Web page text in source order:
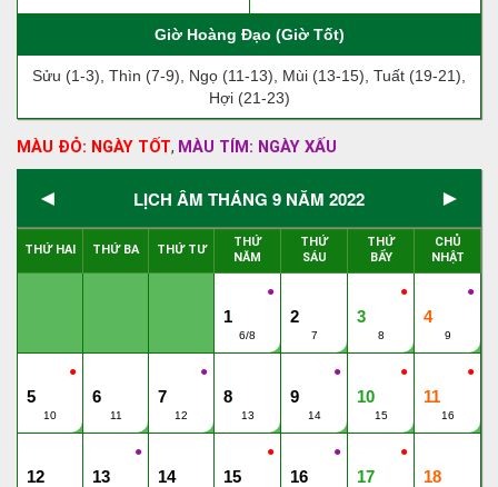
Giờ Hoàng Đạo (Giờ Tốt)
Sửu (1-3), Thìn (7-9), Ngọ (11-13), Mùi (13-15), Tuất (19-21),
Hợi (21-23)
MÀU ĐỎ: NGÀY TỐT, MÀU TÍM: NGÀY XẤU
◄ LỊCH ÂM THÁNG 9 NĂM 2022 ►
THỨ HAI THỨ BA THỨ TƯ
THỨ
NĂM
THỨ
SÁU
THỨ
BẨY
CHỦ
NHẬT
●
1
6/8
2
7
●
3
8
●
4
9
●
5
10
6
11
●
7
12
8
13
●
9
14
●
10
15
●
11
16
12
●
13 14
●
15
●
16
●
17 18